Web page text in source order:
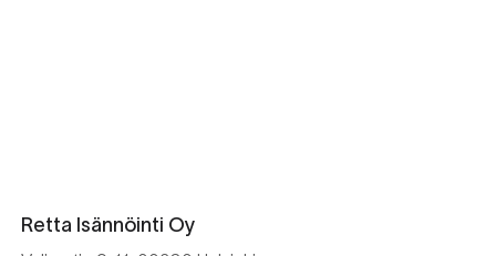
Retta Isännöinti Oy